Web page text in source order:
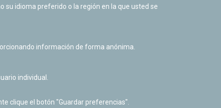
Política de cookies
Derecho de acceso a información pública
su idioma preferido o la región en la que usted se
información de forma anónima.
individual.
clique el botón "Guardar preferencias".